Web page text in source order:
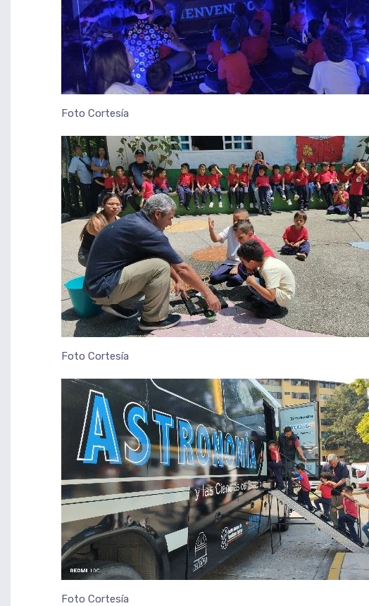
Foto Cortesía
Foto Cortesía
Foto Cortesía